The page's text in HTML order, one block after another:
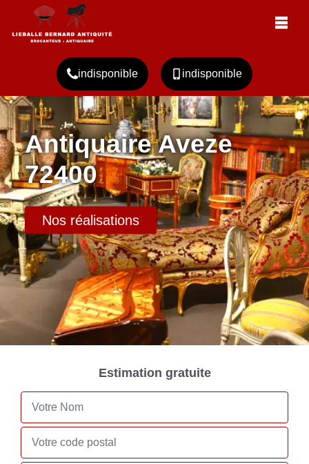
indisponible indisponible
Antiquaire Aveze
72400
Nos réalisations
Estimation gratuite